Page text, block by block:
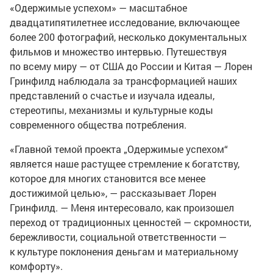
«Одержимые успехом» — масштабное
двадцатипятилетнее исследование, включающее
более 200 фотографий, несколько документальных
фильмов и множество интервью. Путешествуя
по всему миру — от США до России и Китая — Лорен
Гринфилд наблюдала за трансформацией наших
представлений о счастье и изучала идеалы,
стереотипы, механизмы и культурные коды
современного общества потребления.
«Главной темой проекта „Одержимые успехом“
является наше растущее стремление к богатству,
которое для многих становится все менее
достижимой целью», — рассказывает Лорен
Гринфилд. — Меня интересовало, как произошел
переход от традиционных ценностей — скромности,
бережливости, социальной ответственности —
к культуре поклонения деньгам и материальному
комфорту».